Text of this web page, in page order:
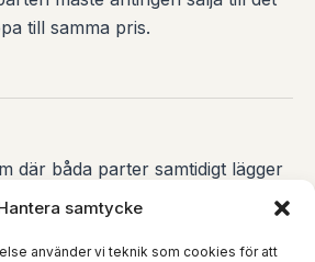
samtycke
använder vi teknik som cookies för att
till samma pris.
där båda parter samtidigt lägger
andras andel och